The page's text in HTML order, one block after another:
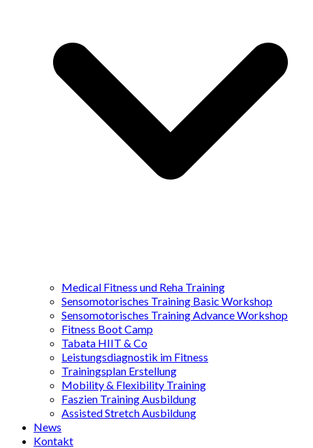
Medical Fitness und Reha Training
Sensomotorisches Training Basic Workshop
Sensomotorisches Training Advance Workshop
Fitness Boot Camp
Tabata HIIT & Co
Leistungsdiagnostik im Fitness
Trainingsplan Erstellung
Mobility & Flexibility Training
Faszien Training Ausbildung
Assisted Stretch Ausbildung
News
Kontakt